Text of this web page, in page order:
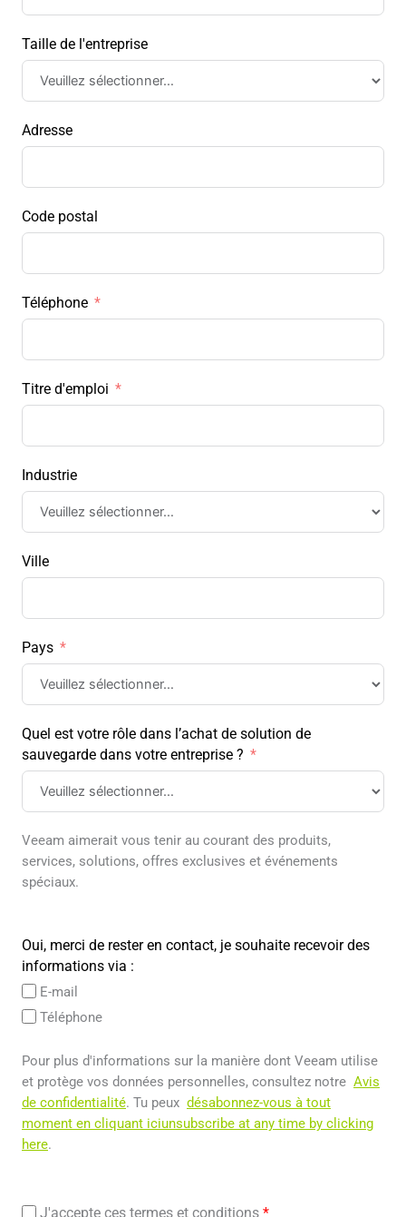
Taille de l'entreprise
Adresse
Code postal
Téléphone
Titre d'emploi
Industrie
Ville
Pays
Quel est votre rôle dans l’achat de solution de
sauvegarde dans votre entreprise ?
Veeam aimerait vous tenir au courant des produits,
services, solutions, offres exclusives et événements
spéciaux.
Oui, merci de rester en contact, je souhaite recevoir des
informations via :
E-mail
Téléphone
Pour plus d'informations sur la manière dont Veeam utilise
et protège vos données personnelles, consultez notre Avis
de confidentialité. Tu peux désabonnez-vous à tout
moment en cliquant iciunsubscribe at any time by clicking
here.
J'accepte ces termes et conditions *